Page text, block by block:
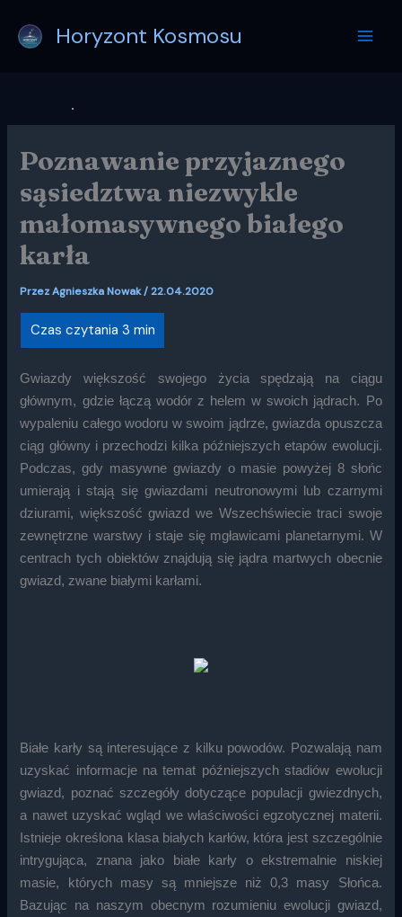
treści
Horyzont Kosmosu
Poznawanie przyjaznego
sąsiedztwa niezwykle
małomasywnego białego
karła
PrzezAgnieszka Nowak/22.04.2020
Gwiazdy większość swojego życia spędzają na ciągu
głównym, gdzie łączą wodór z helem w swoich jądrach. Po
wypaleniu całego wodoru w swoim jądrze, gwiazda opuszcza
ciąg główny i przechodzi kilka późniejszych etapów ewolucji.
Podczas, gdy masywne gwiazdy o masie powyżej 8 słońc
umierają i stają się gwiazdami neutronowymi lub czarnymi
dziurami, większość gwiazd we Wszechświecie traci swoje
zewnętrzne warstwy i staje się mgławicami planetarnymi. W
centrach tych obiektów znajdują się jądra martwych obecnie
gwiazd, zwane białymi karłami.
Białe karły są interesujące z kilku powodów. Pozwalają nam
uzyskać informacje na temat późniejszych stadiów ewolucji
gwiazd, poznać szczegóły dotyczące populacji gwiezdnych,
a nawet uzyskać wgląd we właściwości egzotycznej materii.
Istnieje określona klasa białych karłów, która jest szczególnie
intrygująca, znana jako białe karły o ekstremalnie niskiej
masie, których masy są mniejsze niż 0,3 masy Słońca.
Bazując na naszym obecnym rozumieniu ewolucji gwiazd,